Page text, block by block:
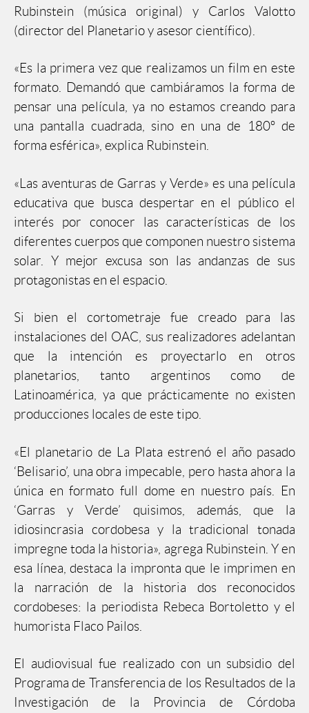
Rubinstein (música original) y Carlos Valotto
(director del Planetario y asesor científico).
«Es la primera vez que realizamos un film en este
formato. Demandó que cambiáramos la forma de
pensar una película, ya no estamos creando para
una pantalla cuadrada, sino en una de 180º de
forma esférica», explica Rubinstein.
«Las aventuras de Garras y Verde» es una película
educativa que busca despertar en el público el
interés por conocer las características de los
diferentes cuerpos que componen nuestro sistema
solar. Y mejor excusa son las andanzas de sus
protagonistas en el espacio.
Si bien el cortometraje fue creado para las
instalaciones del OAC, sus realizadores adelantan
que la intención es proyectarlo en otros
planetarios, tanto argentinos como de
Latinoamérica, ya que prácticamente no existen
producciones locales de este tipo.
«El planetario de La Plata estrenó el año pasado
‘Belisario’, una obra impecable, pero hasta ahora la
única en formato full dome en nuestro país. En
‘Garras y Verde’ quisimos, además, que la
idiosincrasia cordobesa y la tradicional tonada
impregne toda la historia», agrega Rubinstein. Y en
esa línea, destaca la impronta que le imprimen en
la narración de la historia dos reconocidos
cordobeses: la periodista Rebeca Bortoletto y el
humorista Flaco Pailos.
El audiovisual fue realizado con un subsidio del
Programa de Transferencia de los Resultados de la
Investigación de la Provincia de Córdoba